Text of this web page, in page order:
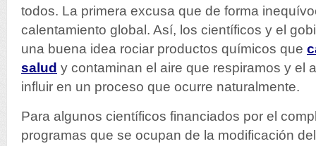
todos. La primera excusa que de forma
calentamiento global. Así, los científicos y el
una buena idea rociar productos químicos que
salud y contaminan el aire que respiramos y el
influir en un proceso que ocurre naturalmente.
Para algunos científicos financiados por el
programas que se ocupan de la modificación